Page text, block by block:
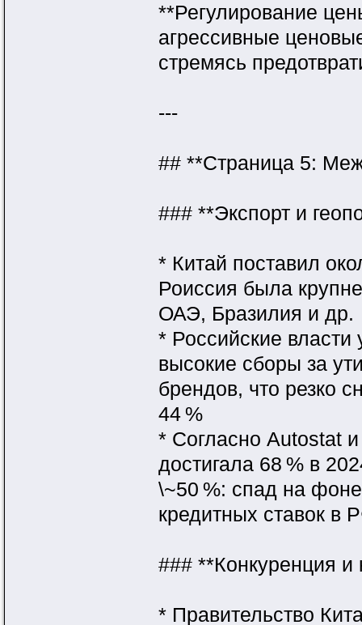
**Регулирование
агрессивные
стремясь
---
## **Страница 5:
### **Экспорт и
* Китай поставил
Роиссия была
ОАЭ, Бразилия и др.
* Российские
высокие сборы за
брендов, что резко
44 %
* Согласно Autostat
достигала 68 % в
\~50 %: спад на
кредитных ставок
### **Конкуренция и
* Правительство